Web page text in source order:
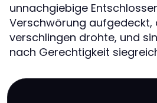
unnachgiebige
Verschwörung aufgedeckt,
verschlingen drohte, und
nach Gerechtigkeit